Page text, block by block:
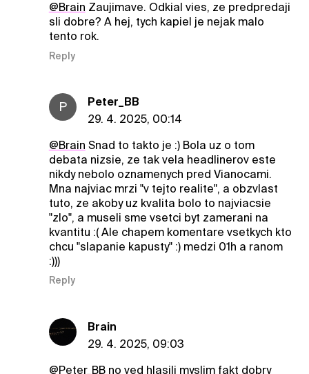
@Brain Zaujimave. Odkial vies, ze predpredaji
sli dobre? A hej, tych kapiel je nejak malo
tento rok.
Reply
P
Peter_BB
29. 4. 2025, 00:14
@Brain Snad to takto je :) Bola uz o tom
debata nizsie, ze tak vela headlinerov este
nikdy nebolo oznamenych pred Vianocami.
Mna najviac mrzi "v tejto realite", a obzvlast
tuto, ze akoby uz kvalita bolo to najviacsie
"zlo", a museli sme vsetci byt zamerani na
kvantitu :( Ale chapem komentare vsetkych kto
chcu "slapanie kapusty" :) medzi 01h a ranom
:)))
Reply
Brain
29. 4. 2025, 09:03
@Peter_BBno ved hlasili myslim fakt dobry